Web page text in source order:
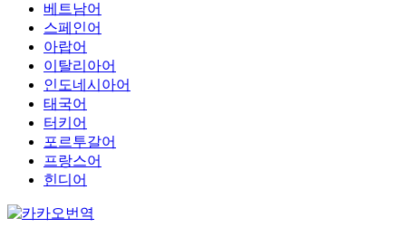
베트남어
스페인어
아랍어
이탈리아어
인도네시아어
태국어
터키어
포르투갈어
프랑스어
힌디어